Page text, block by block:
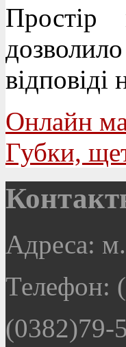
відповіді
Онлайн
Губки,
Адреса:
Телефон:
(0382)79-